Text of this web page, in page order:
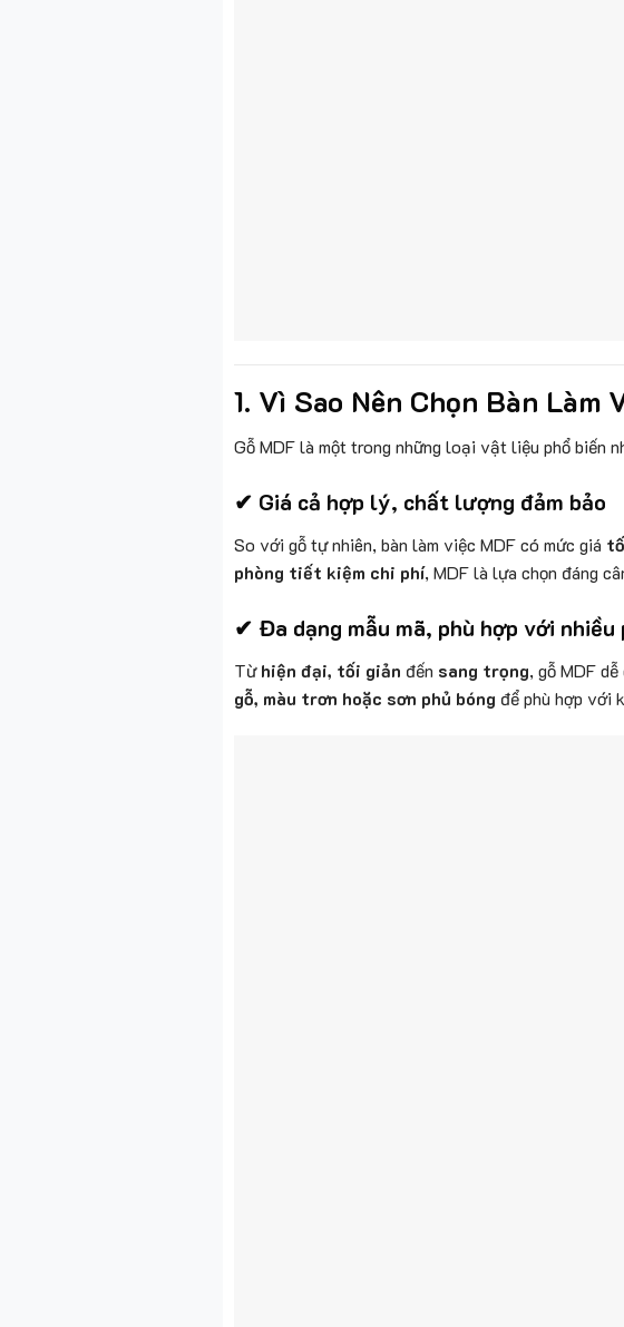
1. Vì Sao Nên Chọn Bàn Làm
Gỗ MDF là một trong những loại vật liệu phổ biến
✔ Giá cả hợp lý, chất lượng đảm bảo
So với gỗ tự nhiên, bàn làm việc MDF có mức giá
phòng tiết kiệm chi phí, MDF là lựa chọn đáng
✔ Đa dạng mẫu mã, phù hợp với nhiều
Từhiện đại, tối giản đến sang trọng, gỗ MDF
gỗ, màu trơn hoặc sơn phủ bóng để phù hợp với